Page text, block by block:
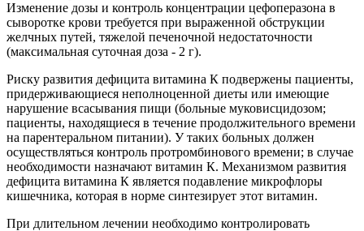
Изменение дозы и контроль концентрации цефоперазона в
сыворотке крови требуется при выраженной обструкции
желчных путей, тяжелой печеночной недостаточности
(максимальная суточная доза - 2 г).
Риску развития дефицита витамина К подвержены пациенты,
придерживающиеся неполноценной диеты или имеющие
нарушение всасывания пищи (больные муковисцидозом;
пациенты, находящиеся в течение продолжительного времени
на парентеральном питании). У таких больных должен
осуществляться контроль протромбинового времени; в случае
необходимости назначают витамин К. Механизмом развития
дефицита витамина К является подавление микрофлоры
кишечника, которая в норме синтезирует этот витамин.
При длительном лечении необходимо контролировать